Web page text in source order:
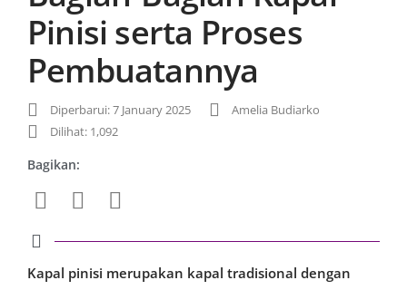
Pinisi serta Proses
Pembuatannya
Diperbarui: 7 January 2025
Amelia Budiarko
Dilihat: 1,092
Bagikan:
Kapal pinisi merupakan kapal tradisional dengan